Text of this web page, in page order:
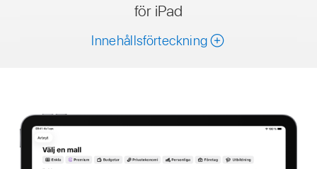
för iPad
Innehållsförteckning